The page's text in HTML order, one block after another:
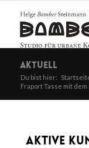
Aktuell
Du bist hier:
Fraport Tasse mit
AKTIVE